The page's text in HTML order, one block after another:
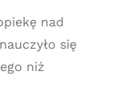
nad
się
niż